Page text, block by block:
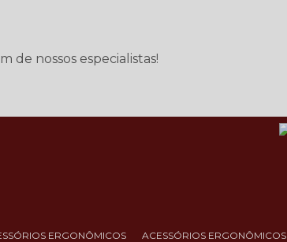
de nossos especialistas!
ERGONÔMICOS ACESSÓRIOS ERGONÔMICOS